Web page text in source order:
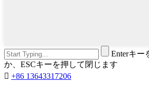
Enterキー
か、ESCキーを押して閉じます
 +86 13643317206